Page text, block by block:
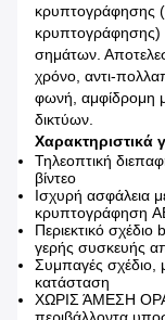
κρυπτογράφησης
κρυπτογράφησης)
σημάτων.
χρόνο, αντι-
φωνή, αμφίδρομη
δικτύων.
Χαρακτηριστικά
Τηλεοπτική
βίντεο
Ισχυρή ασφάλεια
κρυπτογράφηση
Περιεκτικό
γερής συσκευής
Συμπαγές σχέδιο,
κατάσταση
ΧΩΡΙΣ ΆΜΕΣΗ